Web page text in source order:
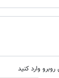
وارد کنید